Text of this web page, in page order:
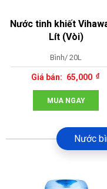
Nước tinh khiết
Lít (Vòi)
Bình/ 20L
65,000
MUA NGAY
Nước